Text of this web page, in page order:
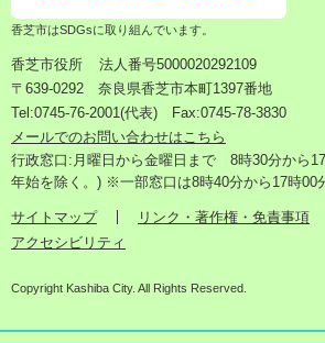
香芝市はSDGsに取り組んでいます。
香芝市役所
法人番号5000020292109
〒639-0292 奈良県香芝市本町1397番地
Tel:0745-76-2001(代表) Fax:0745-78-3830
メールでのお問い合わせはこちら
行政窓口:月曜日から金曜日まで 8時30分から
年始を除く。) ※一部窓口は8時40分から17時00
サイトマップ リンク・著作権・免責事項
アクセシビリティ
Copyright Kashiba City. All Rights Reserved.